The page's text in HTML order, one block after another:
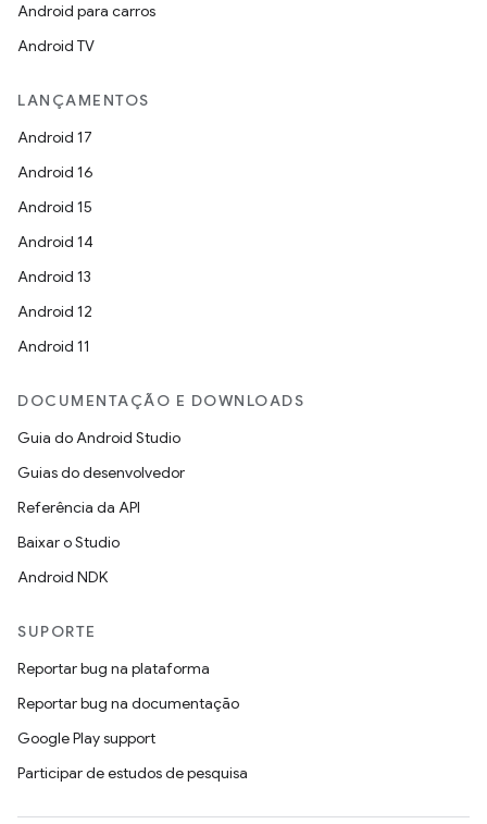
Android para carros
Android TV
LANÇAMENTOS
Android 17
Android 16
Android 15
Android 14
Android 13
Android 12
Android 11
DOCUMENTAÇÃO E DOWNLOADS
Guia do Android Studio
Guias do desenvolvedor
Referência da API
Baixar o Studio
Android NDK
SUPORTE
Reportar bug na plataforma
Reportar bug na documentação
Google Play support
Participar de estudos de pesquisa